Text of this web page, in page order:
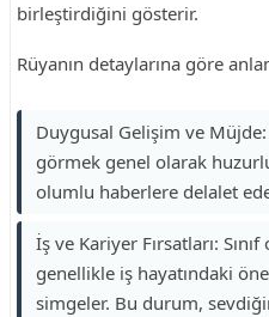
birleştirdiğini gösterir.
Rüyanın detaylarına göre
Duygusal Gelişim ve
görmek genel olarak
olumlu haberlere delalet
İş ve Kariyer Fırsatları:
genellikle iş hayatındaki
simgeler. Bu durum,